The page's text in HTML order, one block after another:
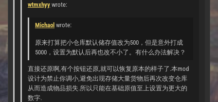
wtmxhyy wrote:
Michaol wrote:
原来打算把小仓库默认储存值改为500，但是意外打成
5000，设置为默认后再也改不小了。有什么办法解决？
直接还原啊,有个按钮还原,就可以恢复原本的样子了.本mod
设计为禁止你调小,避免出现存储大量货物后再次改变仓库
从而造成物品损失.所以只能在基础原值至上设置为更大的
数字.